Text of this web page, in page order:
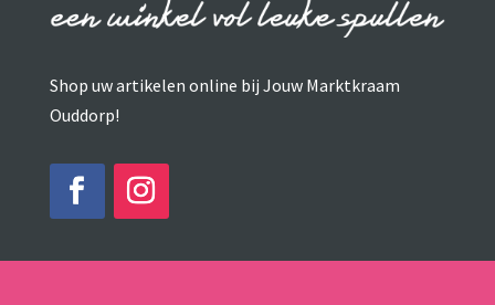
Shop uw artikelen online bij Jouw Marktkraam
Ouddorp!